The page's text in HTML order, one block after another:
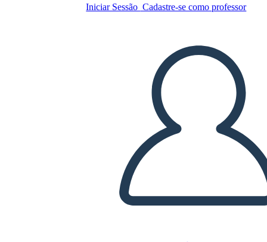
Iniciar Sessão Cadastre-se como professor
REPRODUZIR APRESENTAÇÃO DE SLIDES
LEIA PRA MIM